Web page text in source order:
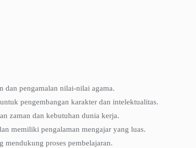
pengamalan nilai-nilai agama.
pengembangan karakter dan intelektualitas.
zaman dan kebutuhan dunia kerja.
memiliki pengalaman mengajar yang luas.
proses pembelajaran.